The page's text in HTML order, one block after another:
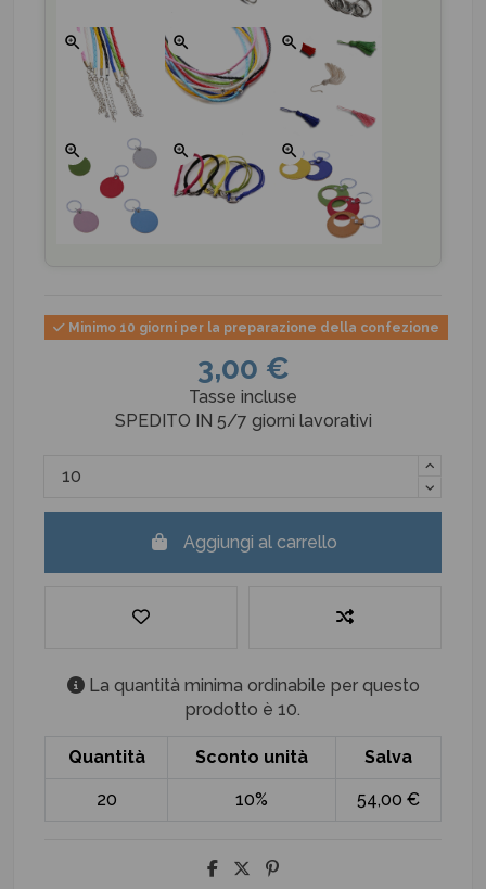
zoom_in zoom_in zoom_in
zoom_in zoom_in zoom_in
Minimo 10 giorni per la preparazione della confezione
3,00 €
Tasse incluse
SPEDITO IN 5/7 giorni lavorativi
Aggiungi al carrello
La quantità minima ordinabile per questo
prodotto è 10.
Quantità Sconto unità Salva
20 10% 54,00 €